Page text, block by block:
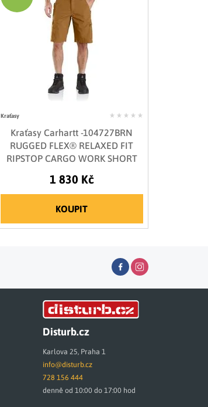
Kraťasy
Kraťasy Carhartt -104727BRN
RUGGED FLEX® RELAXED FIT
RIPSTOP CARGO WORK SHORT
1 830 Kč
KOUPIT
Disturb.cz
Karlova 25, Praha 1
info@disturb.cz
728 156 444
denně od 10:00 do 17:00 hod